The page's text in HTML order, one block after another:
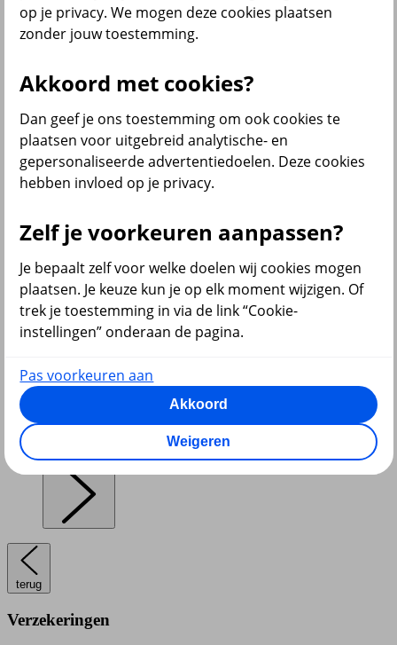
Sparen
Pensioen en lijfrente
Hypotheek
terug
Verzekeringen
op je privacy. We mogen deze cookies plaatsen
zonder jouw toestemming.
Akkoord met cookies?
Dan geef je ons toestemming om ook cookies te
plaatsen voor uitgebreid analytische- en
gepersonaliseerde advertentiedoelen. Deze cookies
hebben invloed op je privacy.
Zelf je voorkeuren aanpassen?
Je bepaalt zelf voor welke doelen wij cookies mogen
plaatsen. Je keuze kun je op elk moment wijzigen. Of
trek je toestemming in via de link “Cookie-
instellingen” onderaan de pagina.
Pas voorkeuren aan
Akkoord
Weigeren